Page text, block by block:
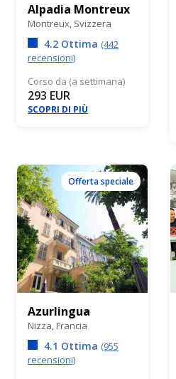
Alpadia Montreux
Montreux, Svizzera
4.2 Ottima (442
recensioni)
Corso da (a settimana)
293 EUR
SCOPRI DI PIÙ
Offerta speciale
Azurlingua
Nizza, Francia
4.1 Ottima (955
recensioni)